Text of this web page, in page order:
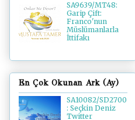
SA9639/MT48:
Garip Çift:
Franco'nun
Müslümanlarla
İttifakı
En Çok Okunan Ark (Ay)
SA10082/SD2700
: Seçkin Deniz
Twitter